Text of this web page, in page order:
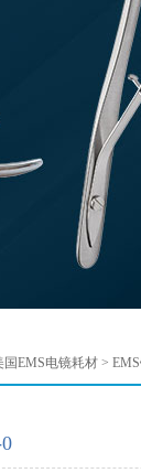
国EMS电镜耗材 >